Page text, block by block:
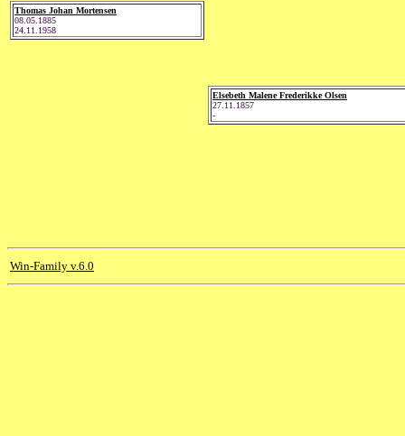
Thomas Johan Mortensen
08.05.1885
24.11.1958
Elsebeth Malene Frederikke Olsen
27.11.1857
-
Win-Family v.6.0